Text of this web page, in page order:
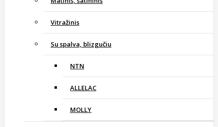
Vitražinis
Su spalva, blizgučiu
NTN
ALLELAC
MOLLY